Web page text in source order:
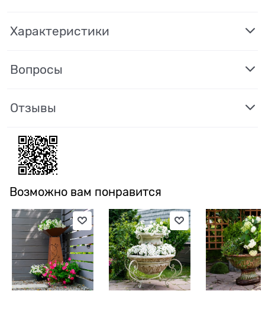
Характеристики
Вопросы
Отзывы
Возможно вам понравится